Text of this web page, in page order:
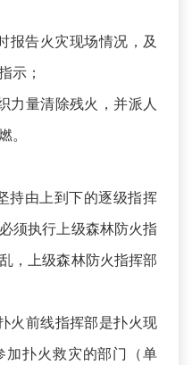
报告火灾现场情况，及
示；
力量清除残火，并派人
。
持由上到下的逐级指挥
须执行上级森林防火指
，上级森林防火指挥部
火前线指挥部是扑火现
加扑火救灾的部门（单